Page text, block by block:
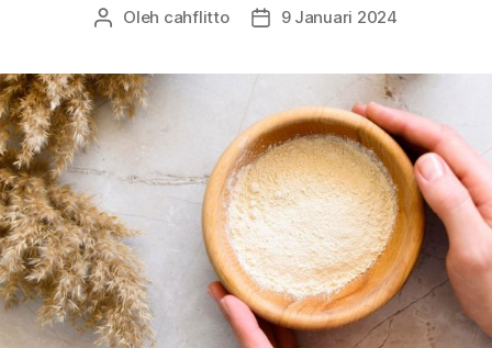
Penulis
Oleh cahflitto
Tanggal
9 Januari 2024